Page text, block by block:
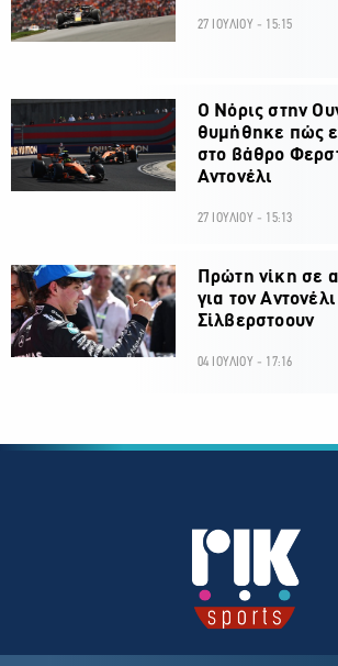
27 ΙΟΥΛΙΟΥ - 15:15
O Νόρις στην
θυμήθηκε πώς
στο βάθρο
Αντονέλι
27 ΙΟΥΛΙΟΥ - 15:13
Πρώτη νίκη σε
για τον
Σίλβερστοουν
04 ΙΟΥΛΙΟΥ - 17:16